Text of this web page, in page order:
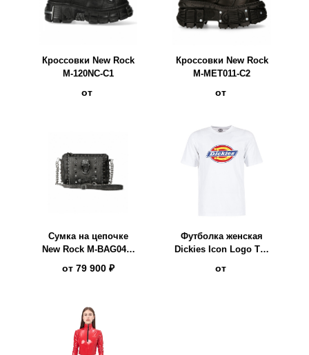
Кроссовки New Rock
M-120NC-C1
от
Кроссовки New Rock
M-MET011-C2
от
Сумка на цепочке
New Rock M-BAG049-
от 79 900 ₽
Футболка женская
Dickies Icon Logo Tee
от